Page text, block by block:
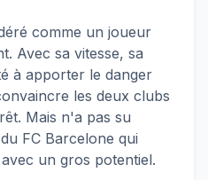
comme un joueur
Avec sa vitesse, sa
à apporter le danger
les deux clubs
Mais n'a pas su
FC Barcelone qui
un gros potentiel.